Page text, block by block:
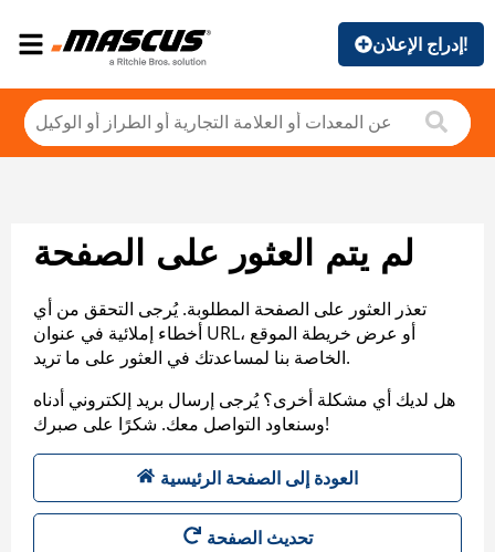
إدراج الإعلان!
لم يتم العثور على الصفحة
تعذر العثور على الصفحة المطلوبة. يُرجى التحقق من أي
أخطاء إملائية في عنوان URL، أو عرض خريطة الموقع
الخاصة بنا لمساعدتك في العثور على ما تريد.
هل لديك أي مشكلة أخرى؟ يُرجى إرسال بريد إلكتروني أدناه
وسنعاود التواصل معك. شكرًا على صبرك!
العودة إلى الصفحة الرئيسية
تحديث الصفحة